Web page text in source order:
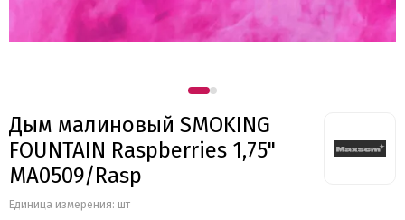
УПЗ
Русская пиротехника
Веселая семейка
Веселая Затея
Салют России
Дым малиновый SMOKING
FOUNTAIN Raspberries 1,75"
MA0509/Rasp
Единица измерения: шт